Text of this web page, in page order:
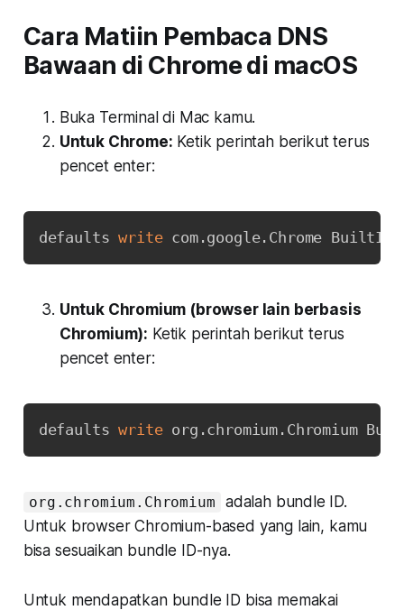
Cara Matiin Pembaca DNS
Bawaan di Chrome di macOS
Buka Terminal di Mac kamu.
Untuk Chrome: Ketik perintah berikut terus
pencet enter:
defaults write com.google.Chrome
Untuk Chromium (browser lain berbasis
Chromium): Ketik perintah berikut terus
pencet enter:
defaults write org.chromium.Chromium
org.chromium.Chromium
adalah bundle ID.
Untuk browser Chromium-based yang lain, kamu
bisa sesuaikan bundle ID-nya.
Untuk mendapatkan bundle ID bisa memakai